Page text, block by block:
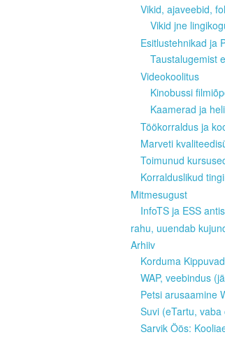
Vikid, ajaveebid,
Vikid jne
Esitlustehnikad ja
Taustalugemist
Videokoolitus
Kinobussi
Kaamerad ja heli
Töökorraldus ja
Marveti
Toimunud
Korralduslikud
Mitmesugust
InfoTS ja ESS
rahu, uuendab
Arhiiv
Korduma
WAP, veebindus
Petsi arusaamine
Suvi (eTartu, vaba
Sarvik Öös: